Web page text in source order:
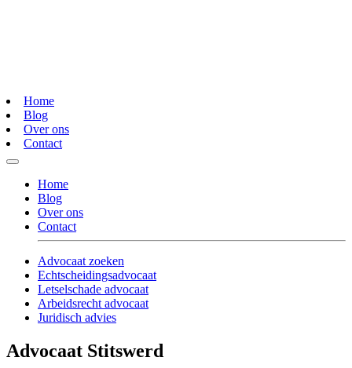
Home
Blog
Over ons
Contact
Home
Blog
Over ons
Contact
Advocaat zoeken
Echtscheidingsadvocaat
Letselschade advocaat
Arbeidsrecht advocaat
Juridisch advies
Advocaat Stitswerd